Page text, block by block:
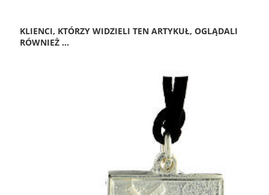
KLIENCI, KTÓRZY WIDZIELI TEN ARTYKUŁ, OGLĄDALI
RÓWNIEŻ ...